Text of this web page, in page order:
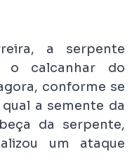
a serpente
o calcanhar do
conforme se
a semente da
da serpente,
um ataque